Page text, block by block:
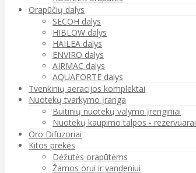
Orapūčių dalys
SECOH dalys
HIBLOW dalys
HAILEA dalys
ENVIRO dalys
AIRMAC dalys
AQUAFORTE dalys
Tvenkinių aeracijos komplektai
Nuotekų tvarkymo įranga
Buitinių nuotekų valymo įrenginiai
Nuotekų kaupimo talpos - rezervuarai
Oro Difuzoriai
Kitos prekės
Dėžutės orapūtėms
Žarnos orui ir vandeniui